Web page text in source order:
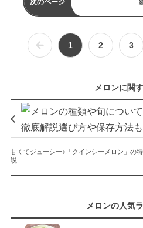
1 2 3
メロンに関
甘くてジューシー♪「クインシーメロン」の
説
メロンの人気